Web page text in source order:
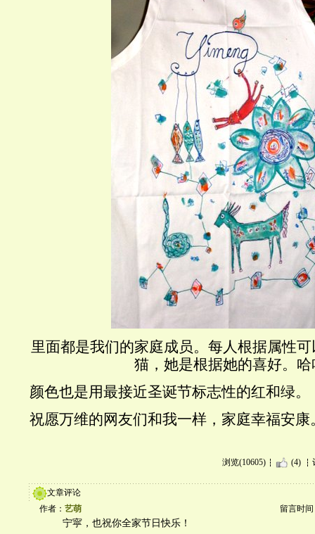
里面都是我们的家庭成员。每人根据属性
猫，她是根据她的喜好。哈
颜色也是用最接近圣诞节标志性的红和绿。
祝愿万维的网友们和我一样，家庭幸福安康
浏览(10605) (4)
文章评论
作者： 艺萌 留言时间
宁寜，也祝你全家节日快乐！